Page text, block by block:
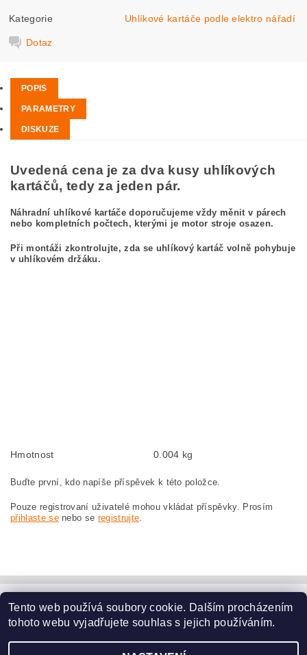
Kategorie Uhlíkové kartáče podle elektro nářadí
Dotaz
POPIS
PARAMETRY
DISKUZE
Uvedená cena je za dva kusy uhlíkových
kartáčů, tedy za jeden pár.
Náhradní uhlíkové kartáče doporučujeme vždy měnit v párech
nebo kompletních počtech, kterými je motor stroje osazen.
Při montáži zkontrolujte, zda se uhlíkový kartáč volně pohybuje
v uhlíkovém držáku.
Hmotnost 0.004 kg
Buďte první, kdo napíše příspěvek k této položce.
Pouze registrovaní uživatelé mohou vkládat příspěvky. Prosím
přihlaste senebo se registrujte.
www.dodilny.cz
www.nahradni-uhliky.cz, všechna práva vyhrazena
Tento web používá soubory cookie. Dalším procházením
tohoto webu vyjadřujete souhlas s jejich používáním.